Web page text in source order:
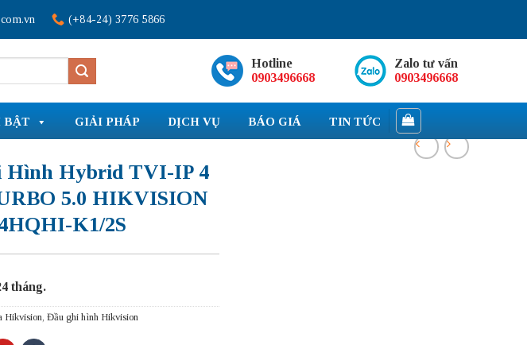
(+84-24) 3776 5866
Hotline
0903496668
Zalo tư vấn
0903496668
BẬT GIẢI PHÁP DỊCH VỤ BÁO GIÁ TIN TỨC
Hình Hybrid TVI-IP 4
5.0 HIKVISION
K1/2S
tháng.
Hikvision, Đầu ghi hình Hikvision